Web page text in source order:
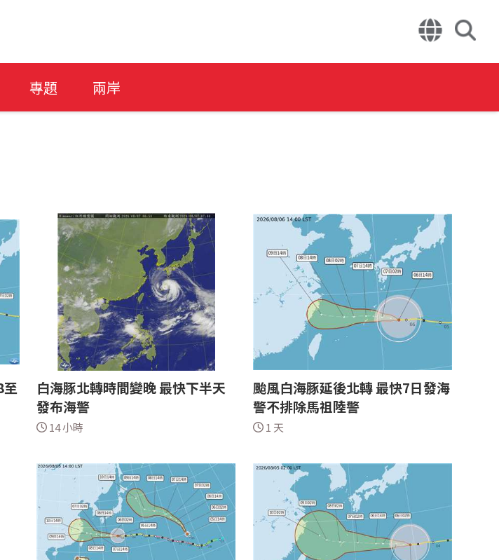
專題 兩岸
至
白海豚北轉時間變晚 最快下半天
發布海警
14 小時
颱風白海豚延後北轉 最快7日發海
警不排除馬祖陸警
1 天